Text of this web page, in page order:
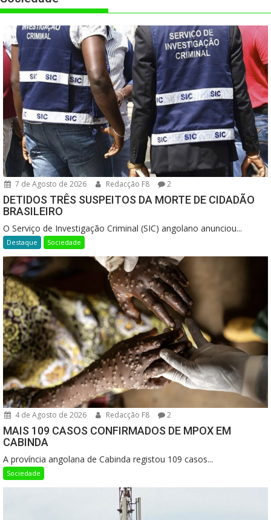
7 de Agosto de 2026 Redacção F8 2
DETIDOS TRÊS SUSPEITOS DA MORTE DE CIDADÃO
BRASILEIRO
O Serviço de Investigação Criminal (SIC) angolano anunciou...
Destaque Sociedade
4 de Agosto de 2026 Redacção F8 2
MAIS 109 CASOS CONFIRMADOS DE MPOX EM
CABINDA
A província angolana de Cabinda registou 109 casos...
Sociedade